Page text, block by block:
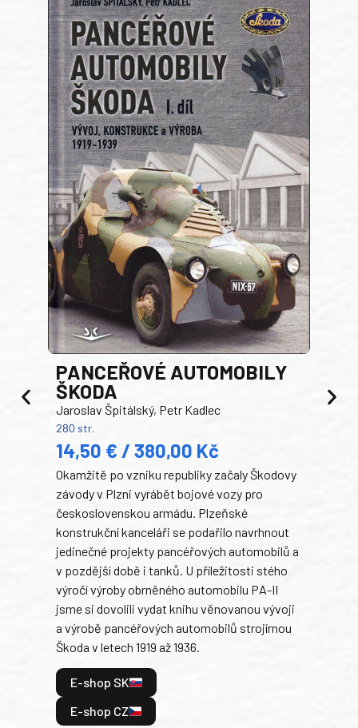
PANCEŘOVÉ AUTOMOBILY
ŠKODA
Jaroslav Špitálský, Petr Kadlec
280 str.
14,50 € / 380,00 Kč
Okamžitě po vzniku republiky začaly Škodovy
závody v Plzni vyrábět bojové vozy pro
československou armádu. Plzeňské
konstrukční kanceláři se podařilo navrhnout
jedinečné projekty pancéřových automobilů a
v pozdější době i tanků. U příležitosti stého
výročí výroby obrněného automobilu PA-II
jsme si dovolili vydat knihu věnovanou vývoji
a výrobě pancéřových automobilů strojírnou
Škoda v letech 1919 až 1936.
E-shop SK
E-shop CZ